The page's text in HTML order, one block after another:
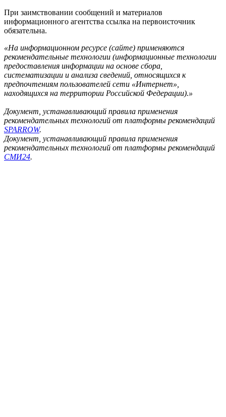
При заимствовании сообщений и материалов
информационного агентства ссылка на первоисточник
обязательна.
«На информационном ресурсе (сайте) применяются
рекомендательные технологии (информационные технологии
предоставления информации на основе сбора,
систематизации и анализа сведений, относящихся к
предпочтениям пользователей сети «Интернет»,
находящихся на территории Российской Федерации).»
Документ, устанавливающий правила применения
рекомендательных технологий от платформы рекомендаций
SPARROW.
Документ, устанавливающий правила применения
рекомендательных технологий от платформы рекомендаций
СМИ24.